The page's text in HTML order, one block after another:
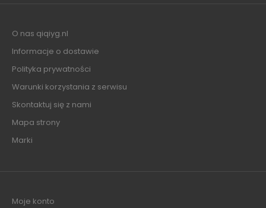
O nas qiqiyg.nl
Informacje o dostawie
Polityka prywatności
Warunki korzystania z serwisu
Skontaktuj się z nami
Mapa strony
Marki
Moje konto